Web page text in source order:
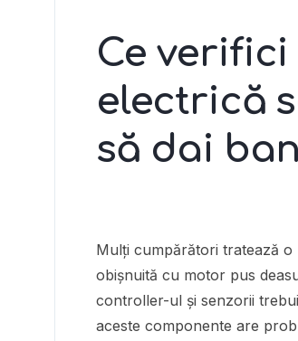
Ce
electrică
să dai
Mulți cumpărători tratează o
obișnuită cu motor pus
controller-ul și senzorii
aceste componente are